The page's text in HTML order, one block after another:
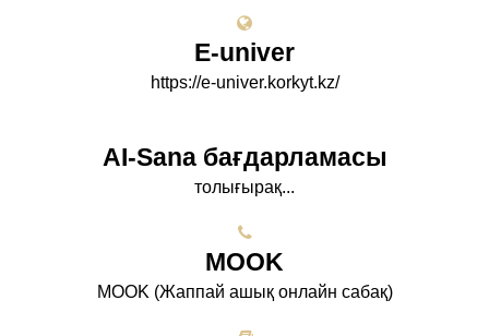
E-univer
https://e-univer.korkyt.kz/
AI-Sana бағдарламасы
толығырақ...
МООK
МООK (Жаппай ашық онлайн сабақ)